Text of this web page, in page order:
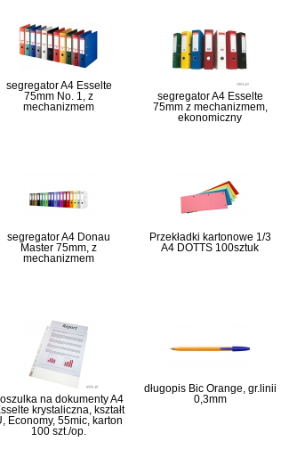
segregator A4 Esselte
75mm No. 1, z
mechanizmem
segregator A4 Esselte
75mm z mechanizmem,
ekonomiczny
segregator A4 Donau
Master 75mm, z
mechanizmem
Przekładki kartonowe 1/3
A4 DOTTS 100sztuk
na dokumenty A4
krystaliczna, kształt
Economy, 55mic, karton
100 szt./op.
długopis Bic Orange, gr.linii
0,3mm